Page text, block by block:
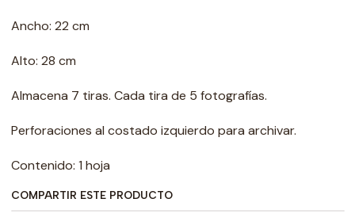
Ancho: 22 cm
Alto: 28 cm
Almacena 7 tiras. Cada tira de 5 fotografías.
Perforaciones al costado izquierdo para archivar.
Contenido: 1 hoja
COMPARTIR ESTE PRODUCTO